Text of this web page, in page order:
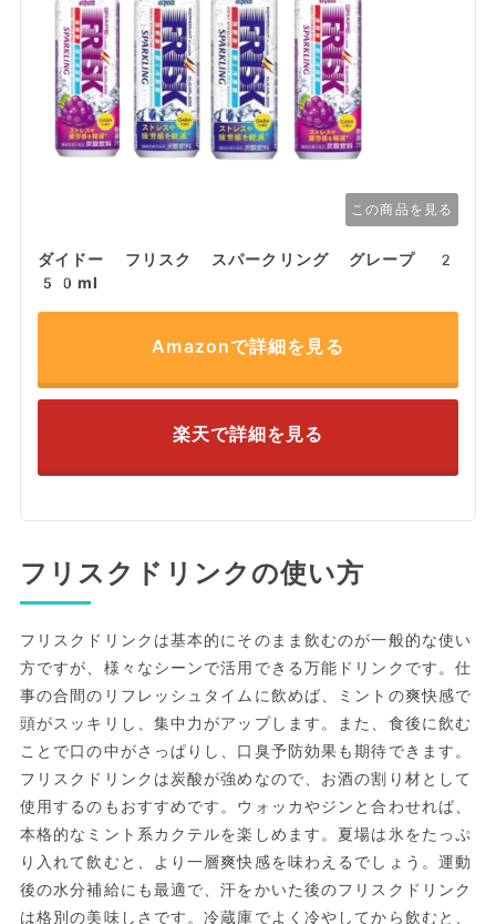
この商品を見る
ダイドー フリスク スパークリング グレープ 2
50ml
Amazonで詳細を見る
楽天で詳細を見る
フリスクドリンクの使い方
フリスクドリンクは基本的にそのまま飲むのが一般的な使い
方ですが、様々なシーンで活用できる万能ドリンクです。仕
事の合間のリフレッシュタイムに飲めば、ミントの爽快感で
頭がスッキリし、集中力がアップします。また、食後に飲む
ことで口の中がさっぱりし、口臭予防効果も期待できます。
フリスクドリンクは炭酸が強めなので、お酒の割り材として
使用するのもおすすめです。ウォッカやジンと合わせれば、
本格的なミント系カクテルを楽しめます。夏場は氷をたっぷ
り入れて飲むと、より一層爽快感を味わえるでしょう。運動
後の水分補給にも最適で、汗をかいた後のフリスクドリンク
は格別の美味しさです。冷蔵庫でよく冷やしてから飲むと、